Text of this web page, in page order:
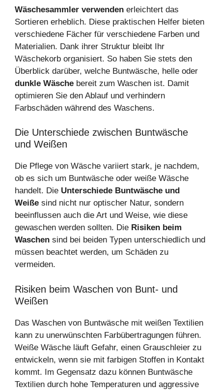
Wäschesammler verwenden erleichtert das
Sortieren erheblich. Diese praktischen Helfer bieten
verschiedene Fächer für verschiedene Farben und
Materialien. Dank ihrer Struktur bleibt Ihr
Wäschekorb organisiert. So haben Sie stets den
Überblick darüber, welche Buntwäsche, helle oder
dunkle Wäsche bereit zum Waschen ist. Damit
optimieren Sie den Ablauf und verhindern
Farbschäden während des Waschens.
Die Unterschiede zwischen Buntwäsche
und Weißen
Die Pflege von Wäsche variiert stark, je nachdem,
ob es sich um Buntwäsche oder weiße Wäsche
handelt. Die Unterschiede Buntwäsche und
Weiße sind nicht nur optischer Natur, sondern
beeinflussen auch die Art und Weise, wie diese
gewaschen werden sollten. Die Risiken beim
Waschen sind bei beiden Typen unterschiedlich und
müssen beachtet werden, um Schäden zu
vermeiden.
Risiken beim Waschen von Bunt- und
Weißen
Das Waschen von Buntwäsche mit weißen Textilien
kann zu unerwünschten Farbübertragungen führen.
Weiße Wäsche läuft Gefahr, einen Grauschleier zu
entwickeln, wenn sie mit farbigen Stoffen in Kontakt
kommt. Im Gegensatz dazu können Buntwäsche
Textilien durch hohe Temperaturen und aggressive